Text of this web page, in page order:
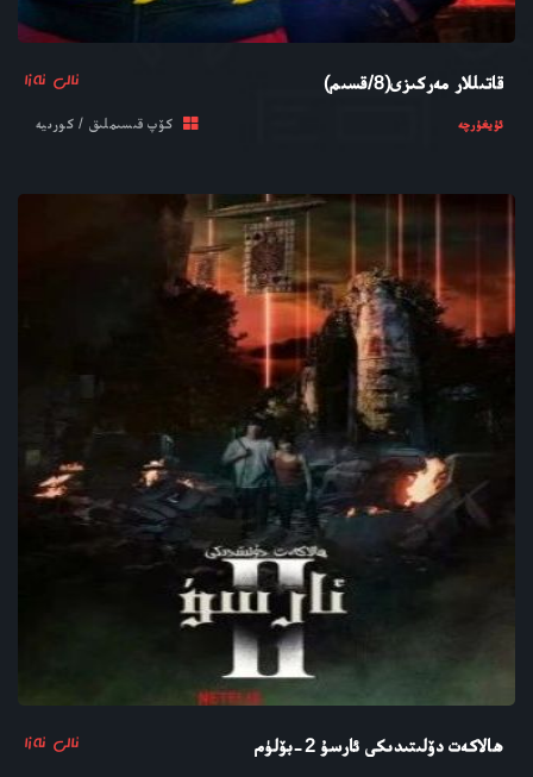
قاتىللار مەركىزى(8/قسىم) ئالى ئەزا
ئۇيغۇرچە كۆپ قىسىملىق / كورىيە
ھالاكەت دۆلىتىدىكى ئارسۇ 2-بۆلۈم ئالى ئەزا